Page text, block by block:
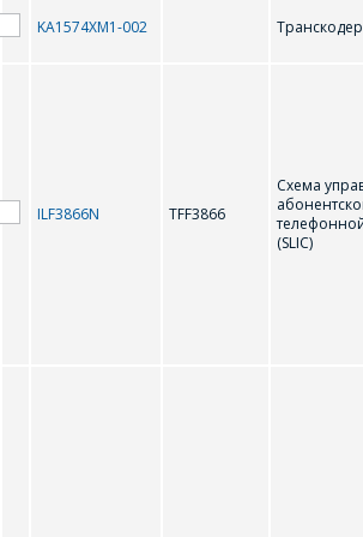
RI-TRP-W9QL
KA1574XM1-002 Транскодер
ILF3866N TFF3866
Схема
(SLIC)